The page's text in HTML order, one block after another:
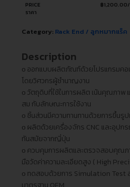
PRICE
ราคา
฿1,200.00
Category: Rack End / ลูกหมากแร็ค
Description
ᴏ ออกแบบผลิตภัณฑ์ด้วยโปรแกรมคอ
โดยวิศวกรผู้ชำนาญงาน
ᴏ วัตถุดิบที่ใช้ในการผลิต เน้นคุณภาพ แ
สม กับลักษณะการใช้งาน
ᴏ ชิ้นส่วนมีความทานทานด้วยการขึ้นรู
ᴏ ผลิตด้วยเครื่องจักร CNC และอุปก
ทันสมัยจากญี่ปุ่น
ᴏ ควบคุมการผลิตและตรวจสอบคุณภ
มือวัดค่าความละเอียดสูง ( High
ᴏ ทดสอบด้วยการ Simulation Test